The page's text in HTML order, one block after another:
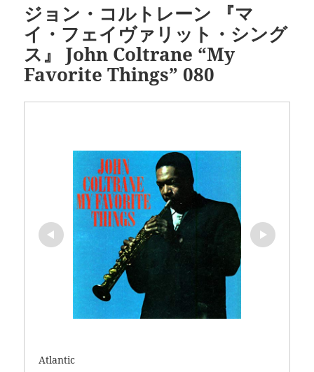
ジョン・コルトレーン 『マ
イ・フェイヴァリット・シング
ス』 John Coltrane “My
Favorite Things” 080
Atlantic